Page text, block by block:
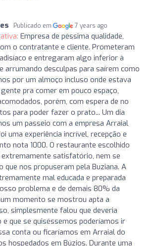
Publicado em 7 years ago
Empresa de péssima qualidade,
o contratante e cliente. Prometeram
e entregaram algo inferior à
arrumando desculpas para saírem como
por um almoço incluso onde estava
pra comer em pouco espaço,
porém, com espera de no
para poder fazer o prato... Um dia
um passeio com a empresa Arraial
uma experiência incrível, recepção e
nota 1000. O restaurante escolhido
extremamente satisfatório, nem se
que nos propuseram pela Buziana. A
mal educada e preparada
problema e de demais 80% da
momento se mostrou apta a
simplesmente falou que deveria
que se quiséssemos poderíamos ir
conta ou ficaríamos em Arraial do
hospedados em Búzios. Durante uma